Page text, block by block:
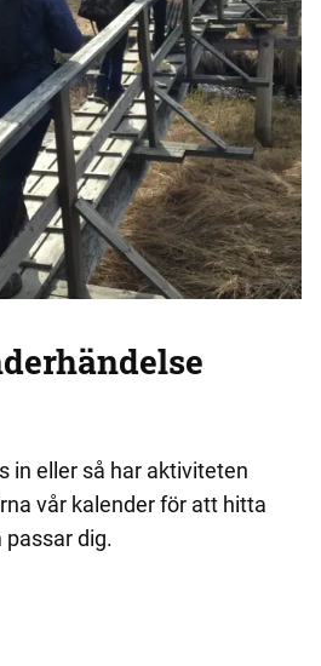
in eller så har aktiviteten
vår kalender för att hitta
dig.